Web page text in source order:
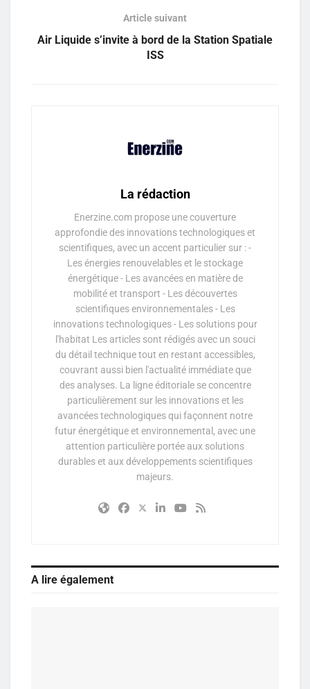
Article suivant
Air Liquide s’invite à bord de la Station Spatiale
ISS
La rédaction
Enerzine.com propose une couverture
approfondie des innovations technologiques et
scientifiques, avec un accent particulier sur : -
Les énergies renouvelables et le stockage
énergétique - Les avancées en matière de
mobilité et transport - Les découvertes
scientifiques environnementales - Les
innovations technologiques - Les solutions pour
l'habitat Les articles sont rédigés avec un souci
du détail technique tout en restant accessibles,
couvrant aussi bien l'actualité immédiate que
des analyses. La ligne éditoriale se concentre
particulièrement sur les innovations et les
avancées technologiques qui façonnent notre
futur énergétique et environnemental, avec une
attention particulière portée aux solutions
durables et aux développements scientifiques
majeurs.
A lire également